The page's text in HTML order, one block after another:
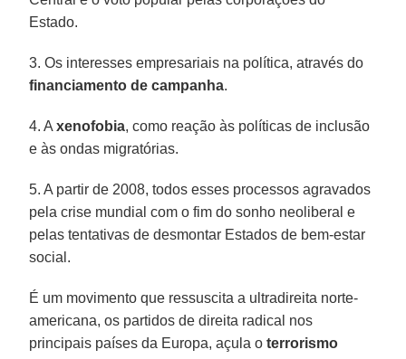
Estado.
3. Os interesses empresariais na política, através do
financiamento de campanha.
4. Axenofobia, como reação às políticas de inclusão
e às ondas migratórias.
5. A partir de 2008, todos esses processos agravados
pela crise mundial com o fim do sonho neoliberal e
pelas tentativas de desmontar Estados de bem-estar
social.
É um movimento que ressuscita a ultradireita norte-
americana, os partidos de direita radical nos
principais países da Europa, açula oterrorismo